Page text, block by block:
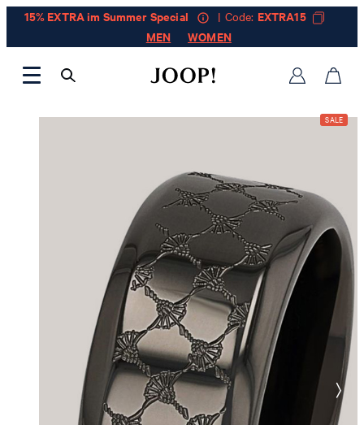
15% EXTRA im Summer Special | Code: EXTRA15
MEN
WOMEN